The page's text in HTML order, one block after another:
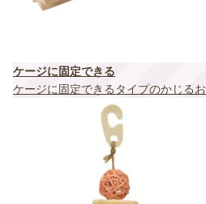
ケージに固定できる
ケージに固定できるタイプのかじる